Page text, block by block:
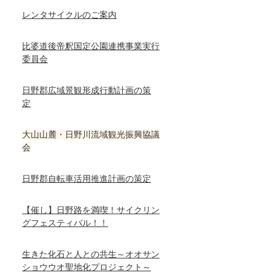
レンタサイクルのご案内
比婆道後帝釈国定公園連携事業実行
委員会
日野郡広域景観形成行動計画の策
定
大山山麓・日野川流域観光振興協議
会
日野郡自転車活用推進計画の策定
【催し】日野路を満喫！サイクリン
グフェスティバル！！
生きた化石と人との共生～オオサン
ショウウオ聖地化プロジェクト～